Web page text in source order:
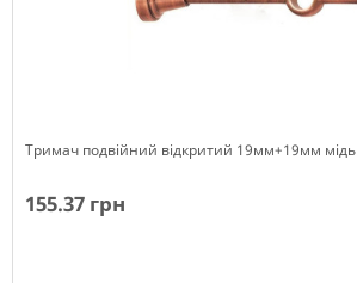
Тримач подвійний відкритий 19мм+19мм мідь
155.37 грн